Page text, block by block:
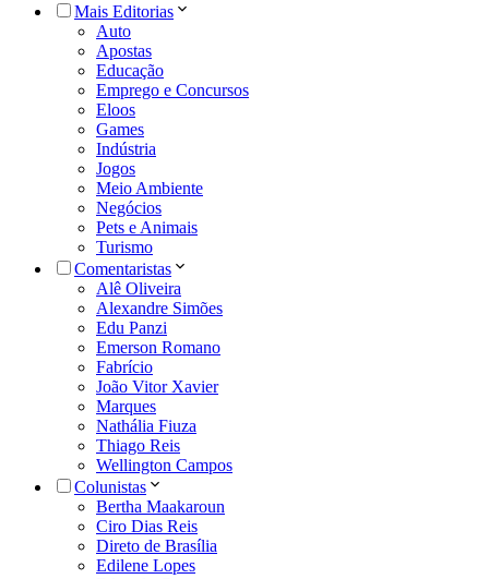
Mais Editorias
Auto
Apostas
Educação
Emprego e Concursos
Eloos
Games
Indústria
Jogos
Meio Ambiente
Negócios
Pets e Animais
Turismo
Comentaristas
Alê Oliveira
Alexandre Simões
Edu Panzi
Emerson Romano
Fabrício
João Vitor Xavier
Marques
Nathália Fiuza
Thiago Reis
Wellington Campos
Colunistas
Bertha Maakaroun
Ciro Dias Reis
Direto de Brasília
Edilene Lopes